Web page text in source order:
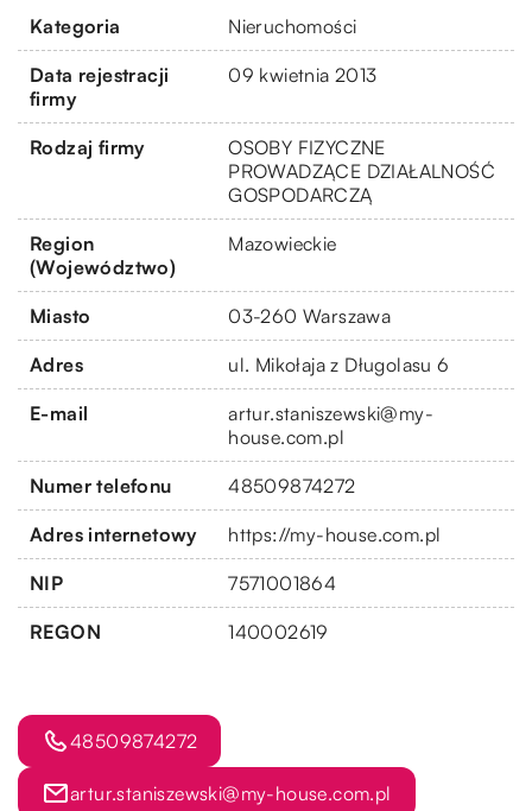
Kategoria Nieruchomości
Data rejestracji
firmy
09 kwietnia 2013
Rodzaj firmy
OSOBY FIZYCZNE
PROWADZĄCE DZIAŁALNOŚĆ
GOSPODARCZĄ
Region
(Województwo)
Mazowieckie
Miasto 03-260 Warszawa
Adres ul. Mikołaja z Długolasu 6
E-mail
artur.staniszewski@my-
house.com.pl
Numer telefonu 48509874272
Adres internetowy https://my-house.com.pl
NIP 7571001864
REGON 140002619
48509874272
artur.staniszewski@my-house.com.pl